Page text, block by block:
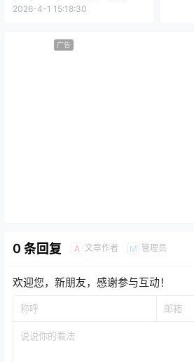
2026-4-1 15:18:30
广告
0 条回复 A 文章作者 M 管理员
欢迎您，新朋友，感谢参与互动！